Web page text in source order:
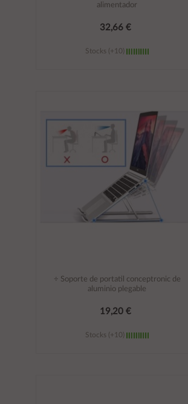
alimentador
32,66 €
Stocks (+10)
÷ Soporte de portatil conceptronic de
aluminio plegable
19,20 €
Stocks (+10)